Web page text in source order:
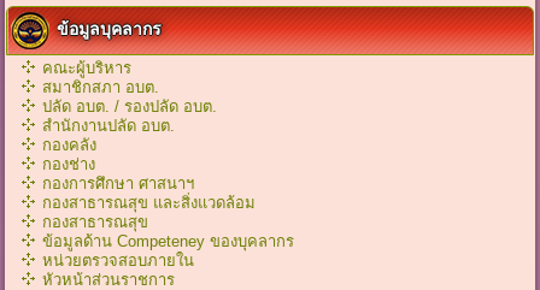
ข้อมูลบุคลากร
คณะผู้บริหาร
สมาชิกสภา อบต.
ปลัด อบต. / รองปลัด อบต.
สำนักงานปลัด อบต.
กองคลัง
กองช่าง
กองการศึกษา ศาสนาฯ
กองสาธารณสุข และสิ่งแวดล้อม
กองสาธารณสุข
ข้อมูลด้าน Competeney ของบุคลากร
หน่วยตรวจสอบภายใน
หัวหน้าส่วนราชการ